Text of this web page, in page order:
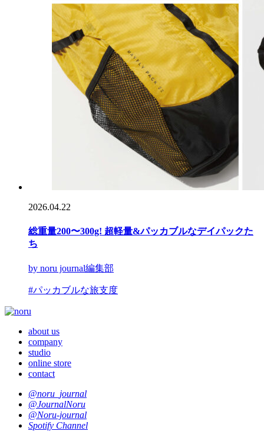
2026.04.22
総重量200〜300g! 超軽量&パッカブルなデイパックた
ち
by noru journal編集部
#パッカブルな旅支度
about us
company
studio
online store
contact
@noru_journal
@JournalNoru
@Noru-journal
Spotify Channel